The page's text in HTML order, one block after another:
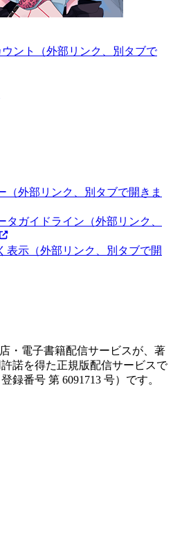
ント
（外部リンク、別タブで
（外部リンク、別タブで開きま
タガイドライン （外部リンク、
表示 （外部リンク、別タブで開
・電子書籍配信サービスが、著
諾を得た正規版配信サービスで
録番号 第 6091713 号）です。